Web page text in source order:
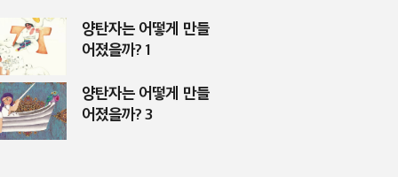
양탄자는 어떻게 만들
어졌을까? 1
양탄자는 어떻게 만들
어졌을까? 3